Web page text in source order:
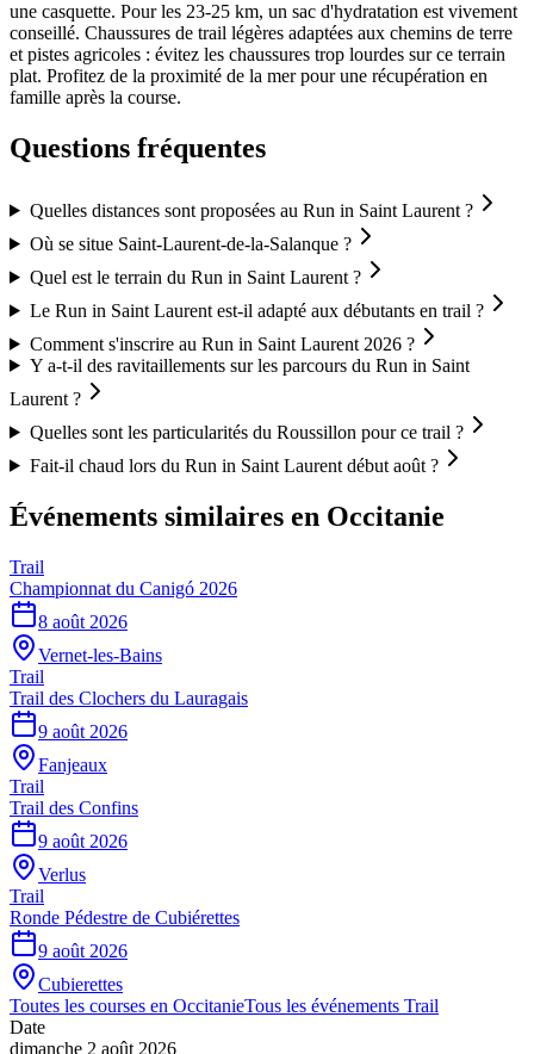
une casquette. Pour les 23-25 km, un sac d'hydratation est vivement
conseillé. Chaussures de trail légères adaptées aux chemins de terre
et pistes agricoles : évitez les chaussures trop lourdes sur ce terrain
plat. Profitez de la proximité de la mer pour une récupération en
famille après la course.
Questions fréquentes
Quelles distances sont proposées au Run in Saint Laurent ?
Où se situe Saint-Laurent-de-la-Salanque ?
Quel est le terrain du Run in Saint Laurent ?
Le Run in Saint Laurent est-il adapté aux débutants en trail ?
Comment s'inscrire au Run in Saint Laurent 2026 ?
Y a-t-il des ravitaillements sur les parcours du Run in Saint
Laurent ?
Quelles sont les particularités du Roussillon pour ce trail ?
Fait-il chaud lors du Run in Saint Laurent début août ?
Événements similaires en Occitanie
Trail
Championnat du Canigó 2026
8 août 2026
Vernet-les-Bains
Trail
Trail des Clochers du Lauragais
9 août 2026
Fanjeaux
Trail
Trail des Confins
9 août 2026
Verlus
Trail
Ronde Pédestre de Cubiérettes
9 août 2026
Cubierettes
Toutes les courses en OccitanieTous les événements Trail
Date
dimanche 2 août 2026